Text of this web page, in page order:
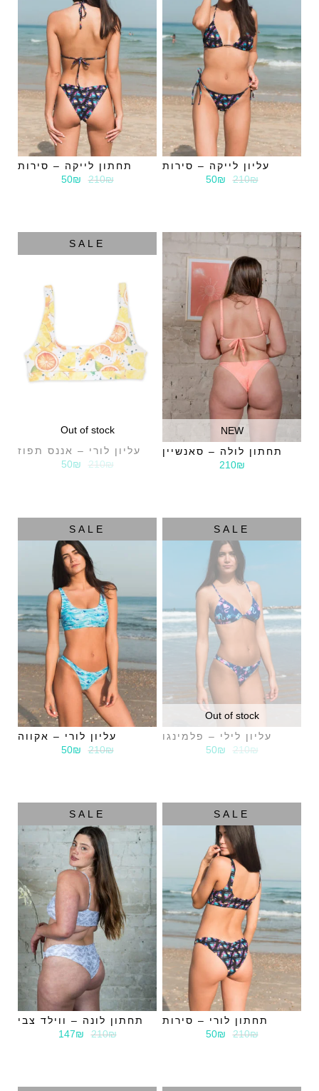
עליון לייקה – סירות
210₪
50₪
תחתון לייקה – סירות
210₪
50₪
NEW
תחתון לולה – סאנשיין
210₪
SALE
Out of stock
עליון לורי – אננס תפוז
210₪
50₪
SALE
Out of stock
עליון לילי – פלמינגו
210₪
50₪
SALE
עליון לורי – אקווה
210₪
50₪
SALE
תחתון לורי – סירות
210₪
50₪
SALE
תחתון לונה – ווילד צבי
210₪
147₪